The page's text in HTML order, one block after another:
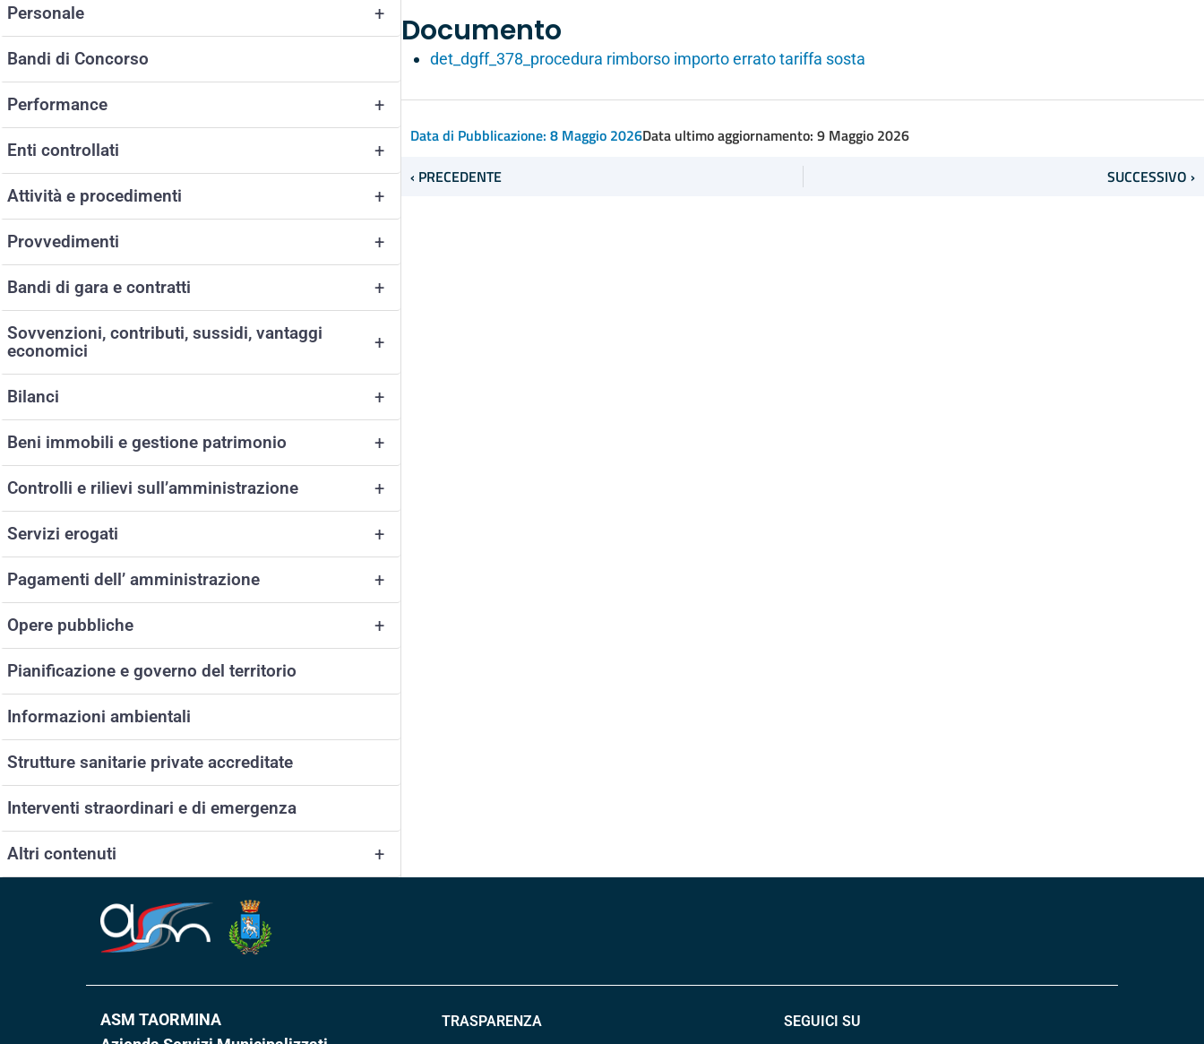
+
Personale
Bandi di Concorso
+
Performance
+
Enti controllati
+
Attività e procedimenti
+
Provvedimenti
+
Bandi di gara e contratti
+
Sovvenzioni, contributi, sussidi, vantaggi
economici
+
Bilanci
+
Beni immobili e gestione patrimonio
+
Controlli e rilievi sull’amministrazione
+
Servizi erogati
+
Pagamenti dell’ amministrazione
+
Opere pubbliche
Pianificazione e governo del territorio
Informazioni ambientali
Strutture sanitarie private accreditate
Interventi straordinari e di emergenza
+
Altri contenuti
Documento
det_dgff_378_procedura rimborso importo errato tariffa sosta
Data di Pubblicazione:8 Maggio 2026Data ultimo aggiornamento: 9 Maggio 2026
‹ PRECEDENTE
SUCCESSIVO ›
ASM TAORMINA
TRASPARENZA SEGUICI SU